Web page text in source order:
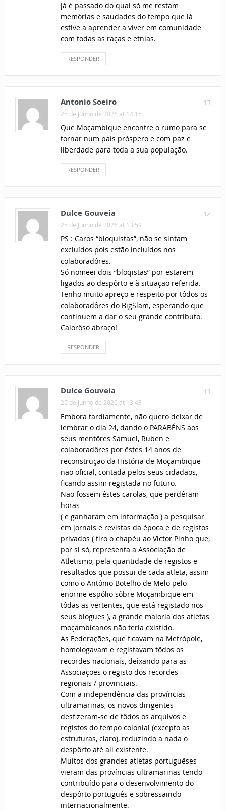
já é passado do qual só me restam
memórias e saudades do tempo que lá
estive a aprender a viver em comunidade
com todas as raças e etnias.
RESPONDER
13
Antonio Soeiro
25 de Junho de 2026 at 14:15
Que Moçambique encontre o rumo para se
tornar num país próspero e com paz e
liberdade para toda a sua população.
RESPONDER
12
Dulce Gouveia
25 de Junho de 2026 at 13:59
PS : Caros “bloquistas”, não se sintam
excluídos pois estão incluídos nos
colaboradôres.
Só nomeei dois “bloqistas” por estarem
ligados ao despôrto e à situação referida.
Tenho muito apreço e respeito por tôdos os
colaboradôres do BigSlam, esperando que
continuem a dar o seu grande contributo.
Calorôso abraço!
RESPONDER
11
Dulce Gouveia
25 de Junho de 2026 at 13:43
Embora tardiamente, não quero deixar de
lembrar o dia 24, dando o PARABÉNS aos
seus mentôres Samuel, Ruben e
colaboradôres por êstes 14 anos de
reconstrução da História de Moçambique
não oficial, contada pelos seus cidadãos,
ficando assim registada no futuro.
Não fossem êstes carolas, que perdêram
horas
( e ganharam em informação ) a pesquisar
em jornais e revistas da época e de registos
privados ( tiro o chapéu ao Victor Pinho que,
por si só, representa a Associação de
Atletismo, pela quantidade de registos e
resultados que possui de cada atleta, assim
como o António Botelho de Melo pelo
enorme espólio sôbre Moçambique em
tôdas as vertentes, que está registado nos
seus blogues ), a grande maioria dos atletas
moçambicanos não teria existido.
As Federações, que ficavam na Metrópole,
homologavam e registavam tôdos os
recordes nacionais, deixando para as
Associações o registo dos recordes
regionais / provinciais.
Com a independência das províncias
ultramarinas, os novos dirigentes
desfizeram-se de tôdos os arquivos e
registos do tempo colonial (excepto as
estruturas, claro), reduzindo a nada o
despôrto até ali existente.
Muitos dos grandes atletas portuguêses
vieram das províncias ultramarinas tendo
contribuído para o desenvolvimento do
despôrto português e sobressaindo
internacionalmente.